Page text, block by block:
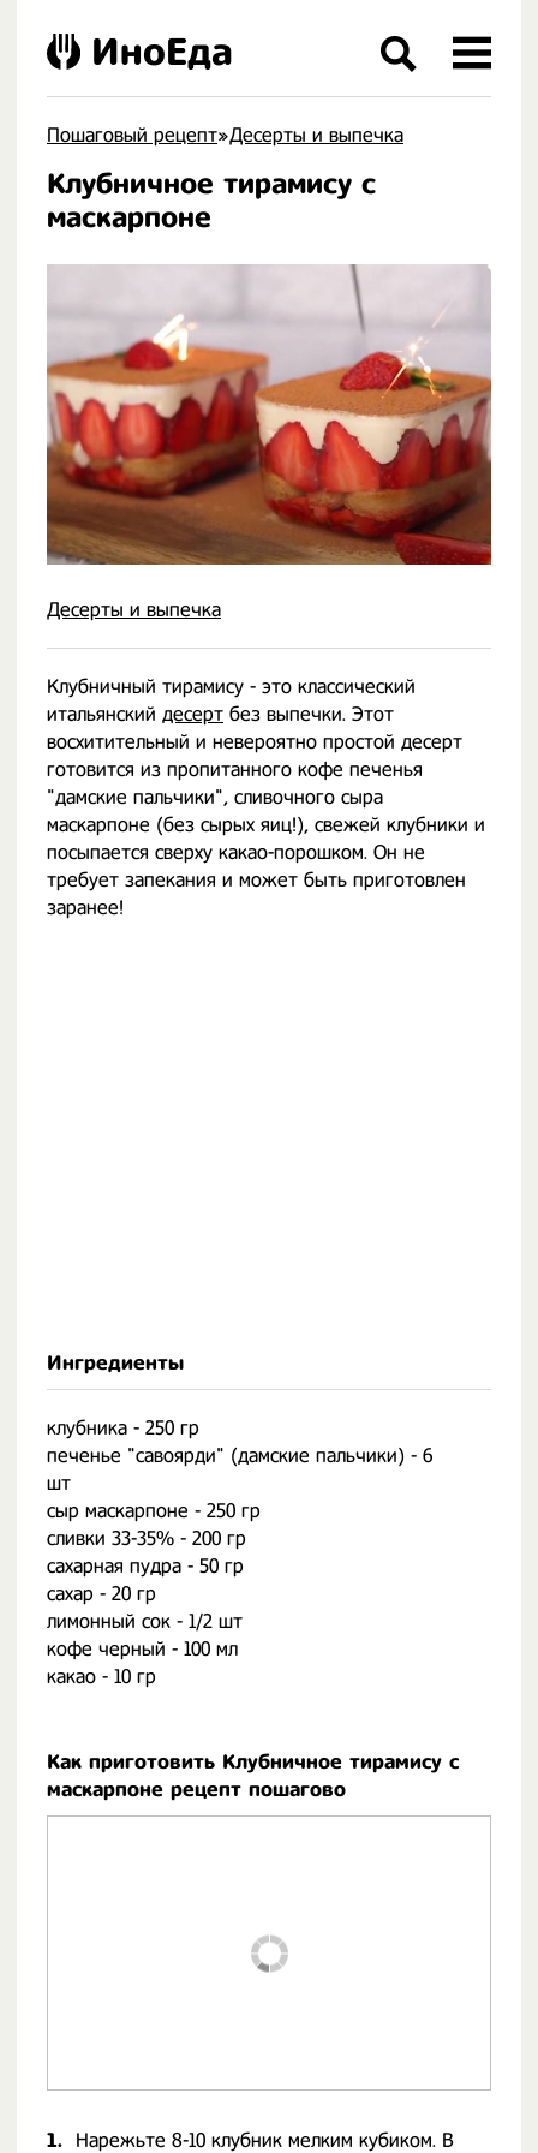
Пошаговый рецепт»Десерты и выпечка
Клубничное тирамису с
маскарпоне
Десерты и выпечка
Клубничный тирамису - это классический
итальянский десерт без выпечки. Этот
восхитительный и невероятно простой десерт
готовится из пропитанного кофе печенья
"дамские пальчики", сливочного сыра
маскарпоне (без сырых яиц!), свежей клубники и
посыпается сверху какао-порошком. Он не
требует запекания и может быть приготовлен
заранее!
Ингредиенты
клубника - 250 гр
печенье "савоярди" (дамские пальчики) - 6
шт
сыр маскарпоне - 250 гр
сливки 33-35% - 200 гр
сахарная пудра - 50 гр
сахар - 20 гр
лимонный сок - 1/2 шт
кофе черный - 100 мл
какао - 10 гр
Как приготовить Клубничное тирамису с
маскарпоне рецепт пошагово
1. Нарежьте 8-10 клубник мелким кубиком. В
ИноЕда